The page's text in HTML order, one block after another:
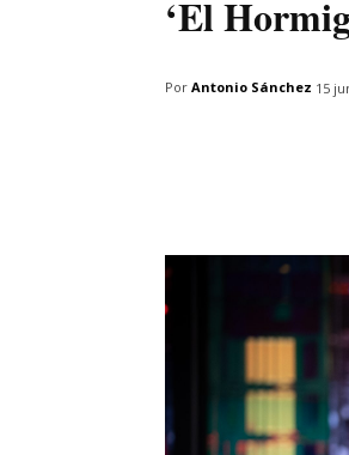
‘El
Por Antonio Sánchez 15